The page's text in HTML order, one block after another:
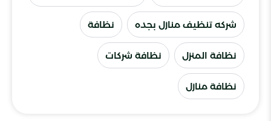
شركه تنظيف منازل بجده نظافة
نظافة المنزل نظافة شركات
نظافة منازل